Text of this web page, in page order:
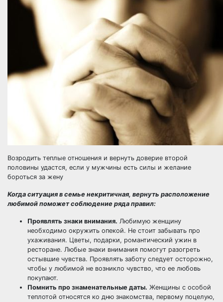
Возродить теплые отношения и вернуть доверие второй
половины удастся, если у мужчины есть силы и желание
бороться за жену
Когда ситуация в семье некритичная, вернуть расположение
любимой поможет соблюдение ряда правил:
Проявлять знаки внимания. Любимую женщину
необходимо окружить опекой. Не стоит забывать про
ухаживания. Цветы, подарки, романтический ужин в
ресторане. Любые знаки внимания помогут разогреть
остывшие чувства. Проявлять заботу следует осторожно,
чтобы у любимой не возникло чувство, что ее любовь
покупают.
Помнить про знаменательные даты. Женщины с особой
теплотой относятся ко дню знакомства, первому поцелую,